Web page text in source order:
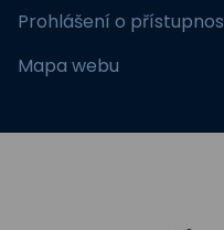
Prohlášení o
Mapa webu